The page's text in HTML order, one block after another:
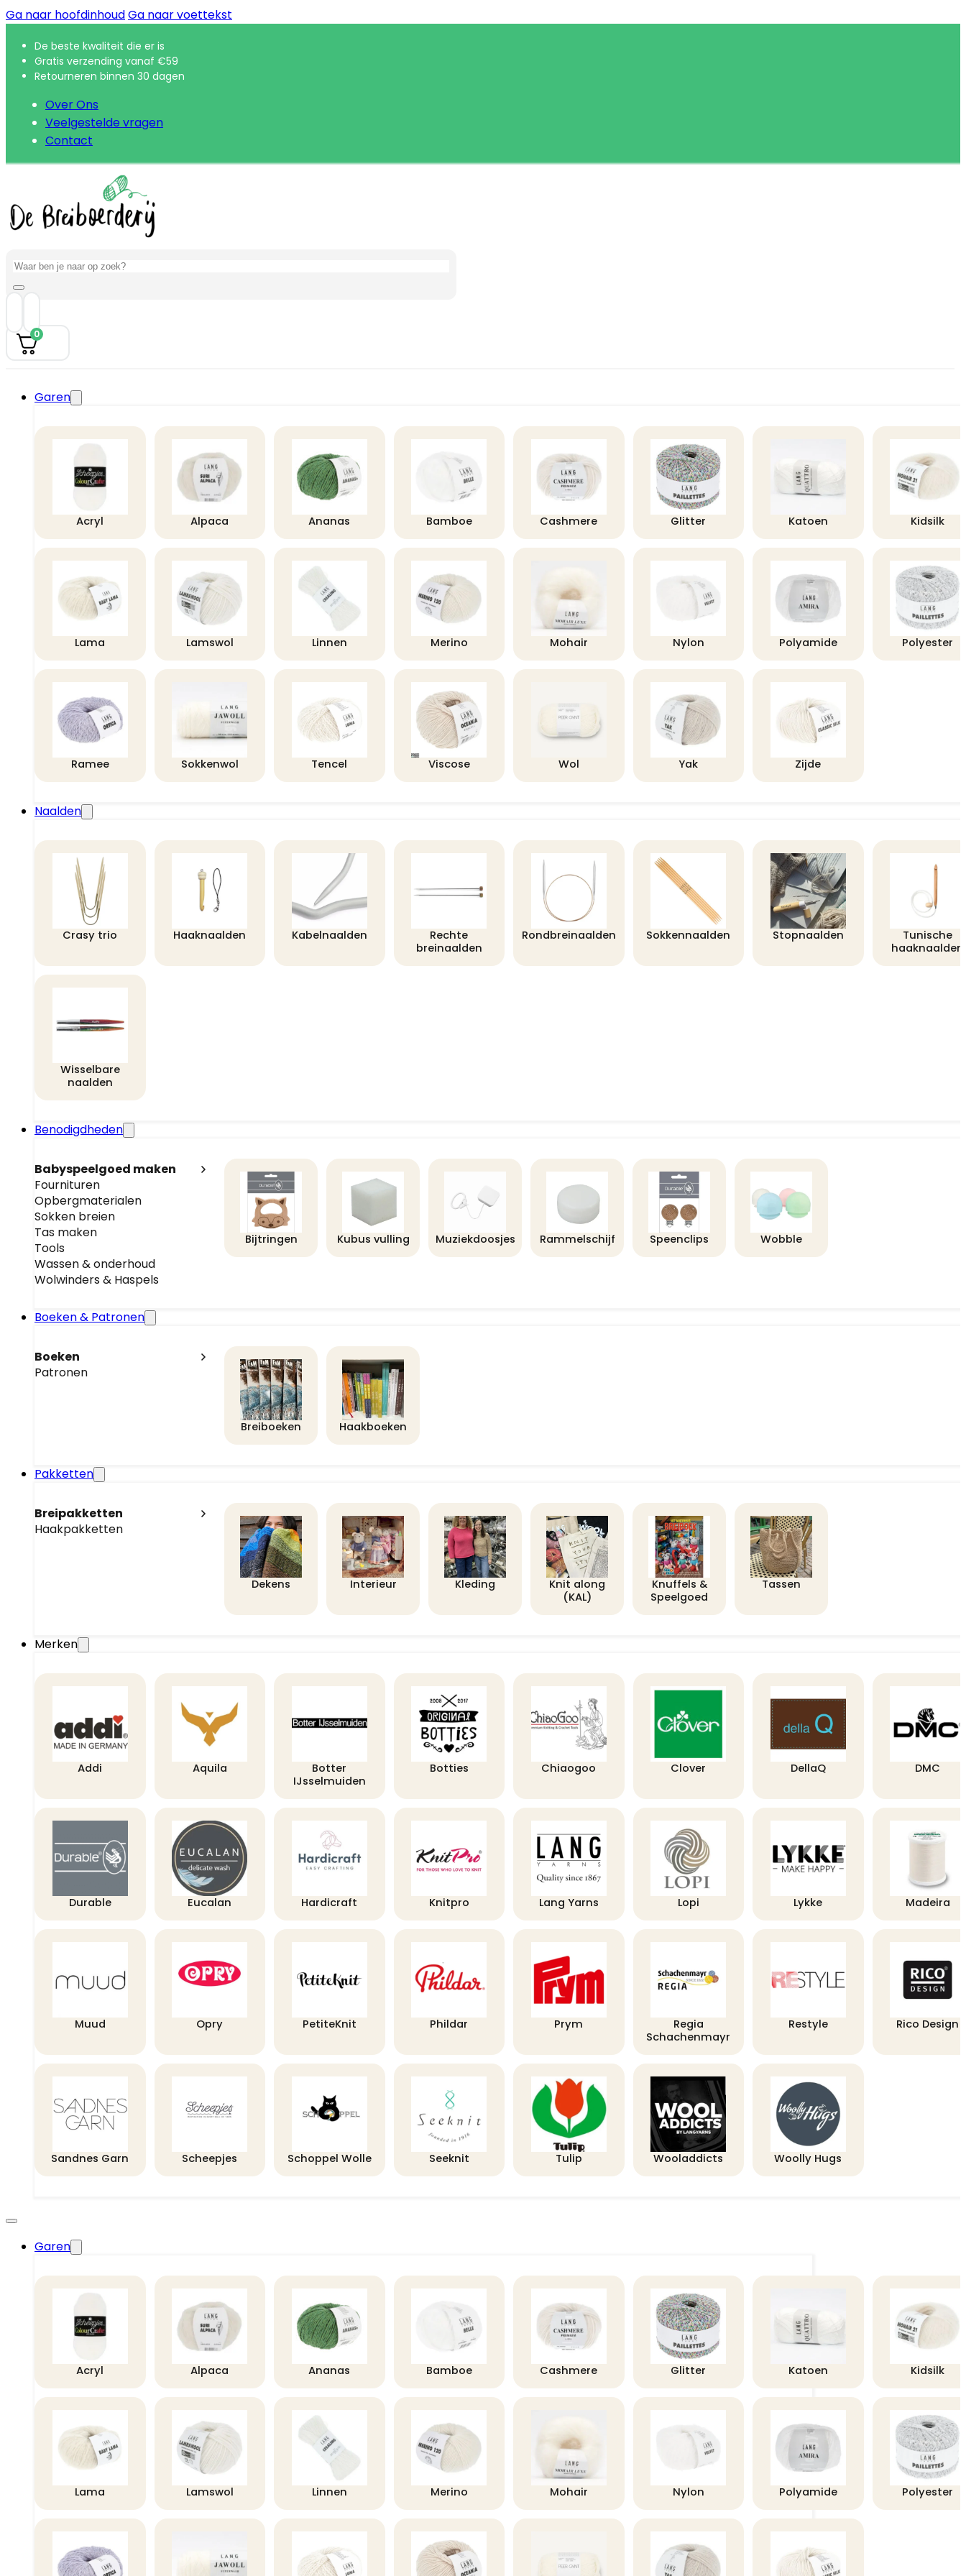
Ga naar hoofdinhoudGa naar voettekst
De beste kwaliteit die er is
Gratis verzending vanaf €59
Retourneren binnen 30 dagen
Over Ons
Veelgestelde vragen
Contact
Zoeken
0
Garen
Acryl Alpaca Ananas Bamboe Cashmere Glitter Katoen Kidsilk
Lama Lamswol Linnen Merino Mohair Nylon Polyamide Polyester
Ramee Sokkenwol Tencel Viscose Wol Yak Zijde
Naalden
Crasy trio Haaknaalden Kabelnaalden
Rechte
breinaalden
Rondbreinaalden Sokkennaalden Stopnaalden
Tunische
haaknaalden
Wisselbare
naalden
Benodigdheden
Babyspeelgoed maken
Fournituren
Opbergmaterialen
Sokken breien
Tas maken
Tools
Wassen & onderhoud
Wolwinders & Haspels
Bijtringen Kubus vulling Muziekdoosjes Rammelschijf Speenclips Wobble
Boeken & Patronen
Boeken
Patronen
Breiboeken Haakboeken
Pakketten
Breipakketten
Haakpakketten
Dekens Interieur Kleding
Knit along
(KAL)
Knuffels &
Speelgoed
Tassen
Merken
Addi Aquila
Botter
IJsselmuiden
Botties Chiaogoo Clover DellaQ DMC
Durable Eucalan Hardicraft Knitpro Lang Yarns Lopi Lykke Madeira
Muud Opry PetiteKnit Phildar Prym
Regia
Schachenmayr
Restyle Rico Design
Sandnes Garn Scheepjes Schoppel Wolle Seeknit Tulip Wooladdicts Woolly Hugs
Garen
Acryl Alpaca Ananas Bamboe Cashmere Glitter Katoen Kidsilk
Lama Lamswol Linnen Merino Mohair Nylon Polyamide Polyester